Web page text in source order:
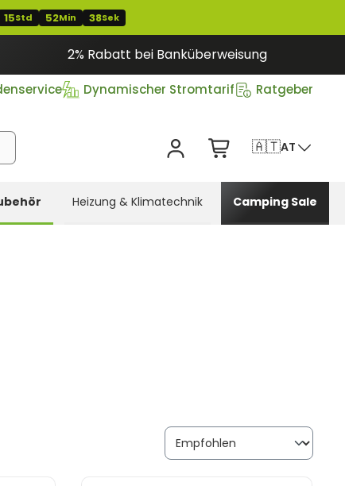
15Std 52Min 37Sek
2% Rabatt bei Banküberweisung
Dynamischer Stromtarif Ratgeber
🇦🇹AT
Heizung & Klimatechnik Camping Sale